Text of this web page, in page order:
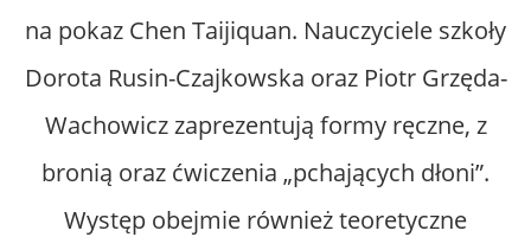
na pokaz Chen Taijiquan. Nauczyciele szkoły
Dorota Rusin-Czajkowska oraz Piotr Grzęda-
Wachowicz zaprezentują formy ręczne, z
bronią oraz ćwiczenia „pchających dłoni”.
Występ obejmie również teoretyczne